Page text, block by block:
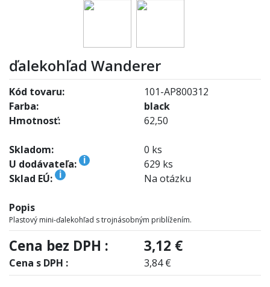
ďalekohľad Wanderer
Kód tovaru:
101-AP800312
Farba:
black
Hmotnosť:
62,50
Skladom:
0 ks
U dodávateľa:
i
629 ks
Sklad EÚ:
i Na otázku
Popis
Plastový mini-ďalekohľad s trojnásobným priblížením.
Cena bez DPH : 3,12 €
Cena s DPH : 3,84 €